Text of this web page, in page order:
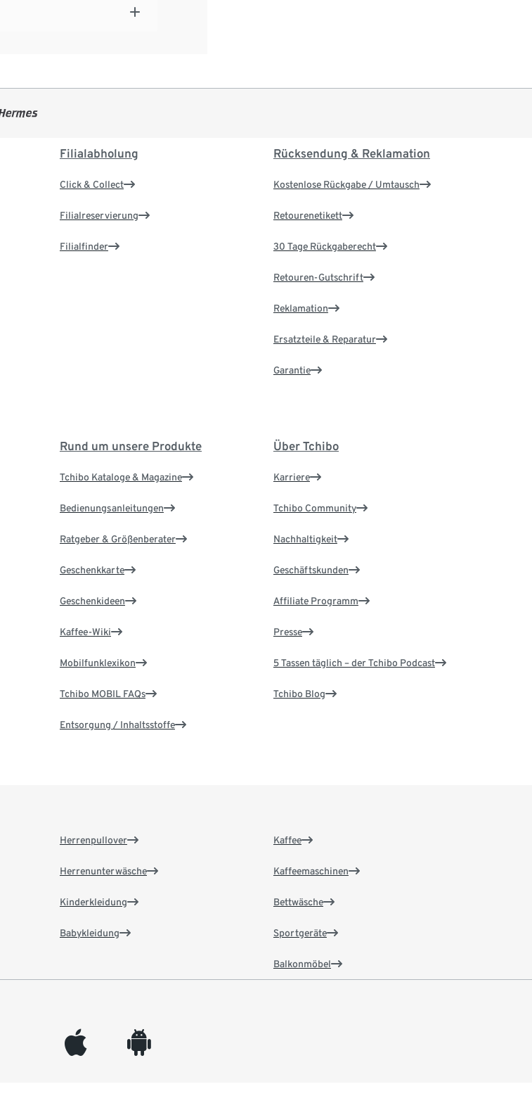
Filialabholung
Click & Collect
Filialreservierung
Filialfinder
Rücksendung & Reklamation
Kostenlose Rückgabe / Umtausch
Retourenetikett
30 Tage Rückgaberecht
Retouren-Gutschrift
Reklamation
Ersatzteile & Reparatur
Garantie
Rund um unsere Produkte
Tchibo Kataloge & Magazine
Bedienungsanleitungen
Ratgeber & Größenberater
Geschenkkarte
Geschenkideen
Kaffee-Wiki
Mobilfunklexikon
Tchibo MOBIL FAQs
Entsorgung / Inhaltsstoffe
Über Tchibo
Karriere
Tchibo Community
Nachhaltigkeit
Geschäftskunden
Affiliate Programm
Presse
5 Tassen täglich – der Tchibo Podcast
Tchibo Blog
Herrenpullover
Herrenunterwäsche
Kinderkleidung
Babykleidung
Kaffee
Kaffeemaschinen
Bettwäsche
Sportgeräte
Balkonmöbel
appleinc android